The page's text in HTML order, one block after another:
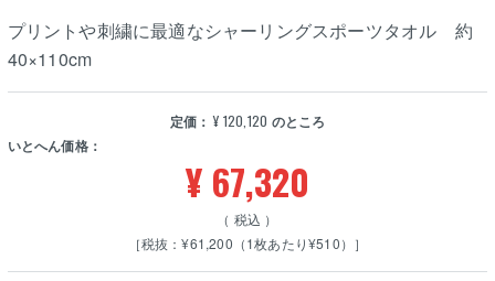
プリントや刺繍に最適なシャーリングスポーツタオル 約
40×110cm
定価： ¥ 120,120 のところ
いとへん価格：
¥ 67,320
税込
［税抜：¥61,200（1枚あたり¥510）］